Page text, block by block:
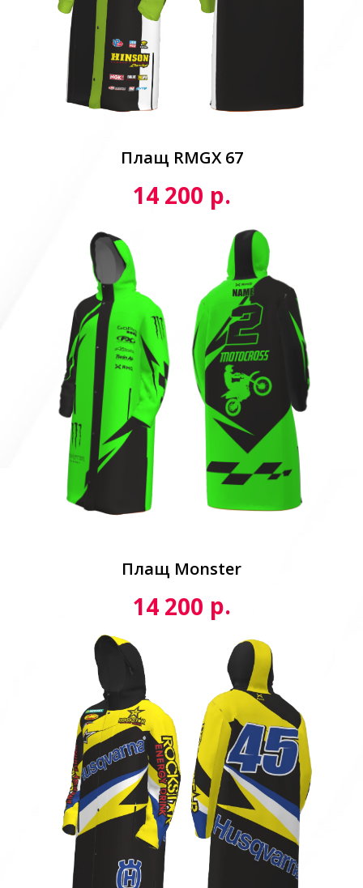
Плащ RMGX 67
14 200 р.
Плащ Monster
14 200 р.